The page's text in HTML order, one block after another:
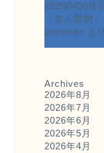
20260406
「女人禁制
porntude より
Archives
2026年8月
2026年7月
2026年6月
2026年5月
2026年4月